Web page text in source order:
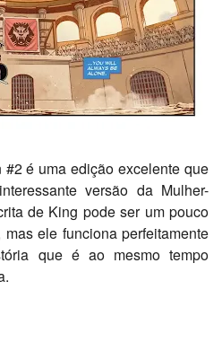
é uma edição excelente que
versão da Mulher-
de King pode ser um pouco
ele funciona perfeitamente
que é ao mesmo tempo